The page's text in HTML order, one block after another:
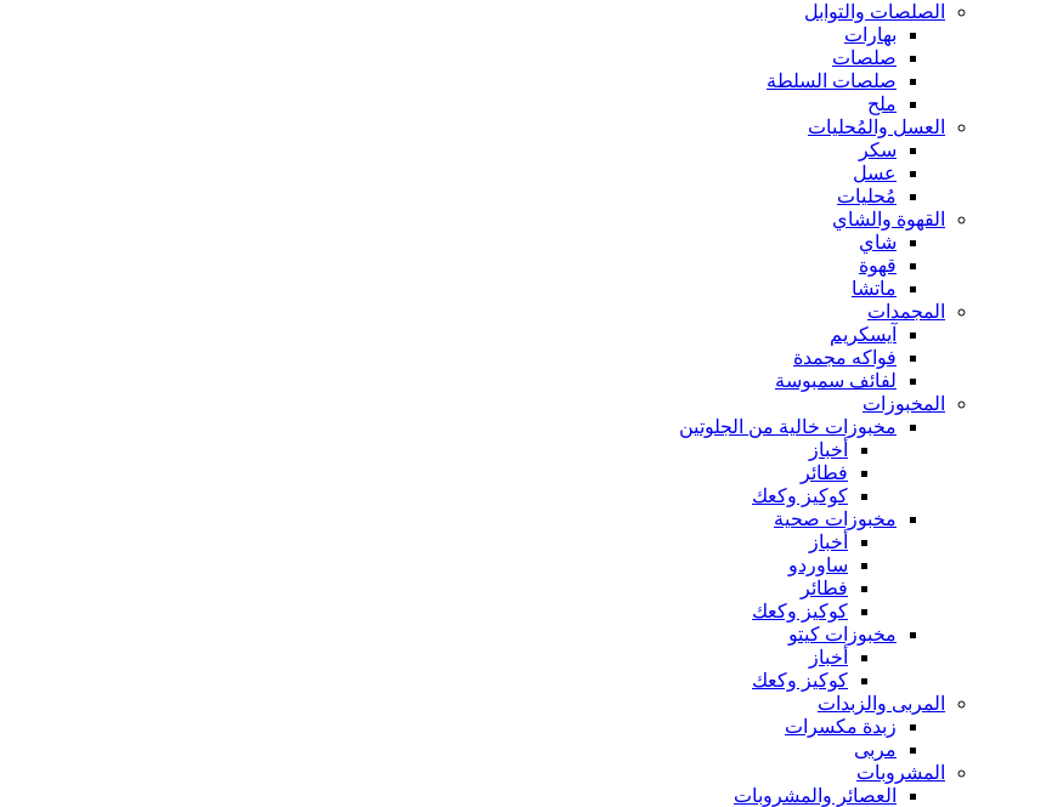
الصلصات والتوابل
بهارات
صلصات
صلصات السلطة
ملح
العسل والمُحليات
سكر
عسل
مُحليات
القهوة والشاي
شاي
قهوة
ماتشا
المجمدات
آيسكريم
فواكه مجمدة
لفائف سمبوسة
المخبوزات
مخبوزات خالية من الجلوتين
أخباز
فطائر
كوكيز وكعك
مخبوزات صحية
أخباز
ساوردو
فطائر
كوكيز وكعك
مخبوزات كيتو
أخباز
كوكيز وكعك
المربى والزبدات
زبدة مكسرات
مربى
المشروبات
العصائر والمشروبات